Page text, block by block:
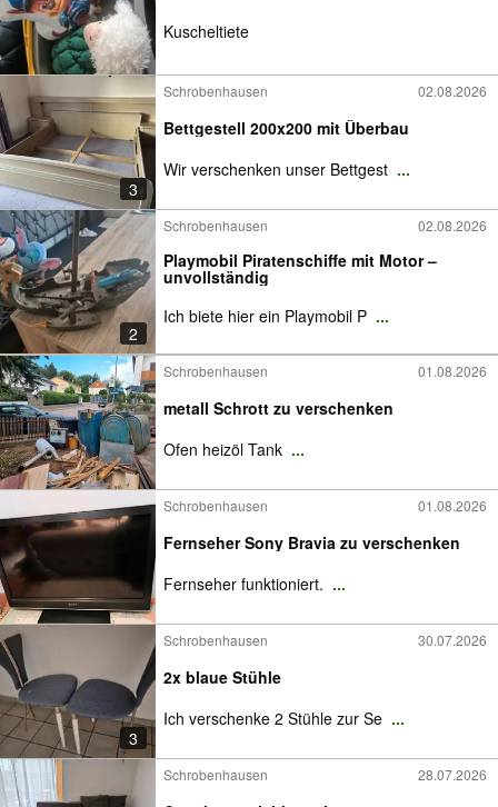
Kuscheltiete
3
Schrobenhausen 02.08.2026
Bettgestell 200x200 mit Überbau
Wir verschenken unser Bettgest ...
2
Schrobenhausen 02.08.2026
Playmobil Piratenschiffe mit Motor –
unvollständig
Ich biete hier ein Playmobil P ...
Schrobenhausen 01.08.2026
metall Schrott zu verschenken
Ofen heizöl Tank ...
Schrobenhausen 01.08.2026
Fernseher Sony Bravia zu verschenken
Fernseher funktioniert. ...
3
Schrobenhausen 30.07.2026
2x blaue Stühle
Ich verschenke 2 Stühle zur Se ...
Schrobenhausen 28.07.2026